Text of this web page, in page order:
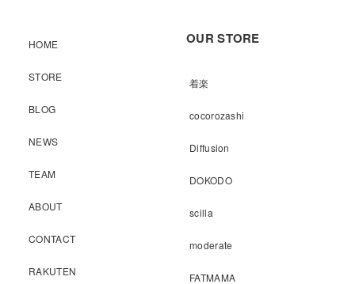
HOME
STORE
BLOG
NEWS
TEAM
ABOUT
CONTACT
RAKUTEN
OUR STORE
着楽
cocorozashi
Diffusion
DOKODO
scilla
moderate
FATMAMA